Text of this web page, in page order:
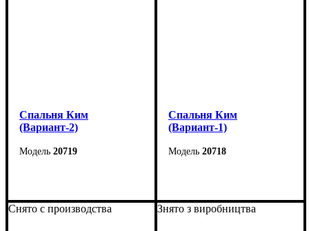
Спальня Ким
(Вариант-2)
20719
Спальня Ким
(Вариант-1)
20718
Снято с производства Знято з виробництва